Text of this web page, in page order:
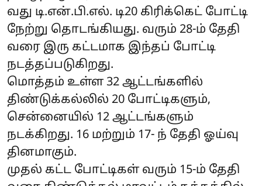
வது டி.என்.பி.எல். டி20 கிரிக்கெட் போட்டி
நேற்று தொடங்கியது. வரும் 28-ம் தேதி
வரை இரு கட்டமாக இந்தப் போட்டி
நடத்தப்படுகிறது.
மொத்தம் உள்ள 32 ஆட்டங்களில்
திண்டுக்கல்லில் 20 போட்டிகளும்,
சென்னையில் 12 ஆட்டங்களும்
நடக்கிறது. 16 மற்றும் 17- ந் தேதி ஓய்வு
தினமாகும்.
முதல் கட்ட போட்டிகள் வரும் 15-ம் தேதி